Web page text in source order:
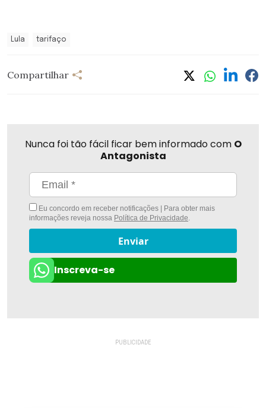
Lula tarifaço
Compartilhar
Nunca foi tão fácil ficar bem informado com O
Antagonista
Eu concordo em receber notificações | Para obter mais
informações reveja nossa Política de Privacidade.
Enviar
Inscreva-se